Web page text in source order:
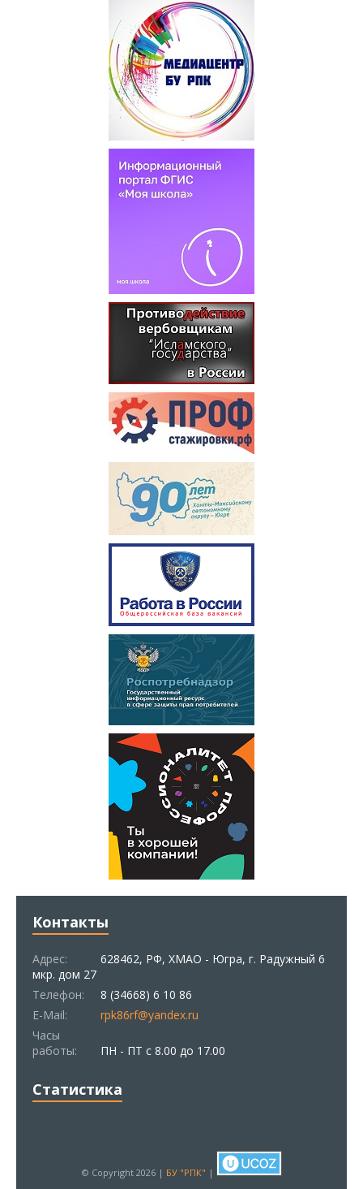
Контакты
Адрес:
628462, РФ, ХМАО - Югра, г. Радужный 6
мкр. дом 27
Телефон:
8 (34668) 6 10 86
E-Mail:
rpk86rf@yandex.ru
Часы
работы:
ПН - ПТ с 8.00 до 17.00
Статистика
© Copyright 2026 | БУ "РПК" |